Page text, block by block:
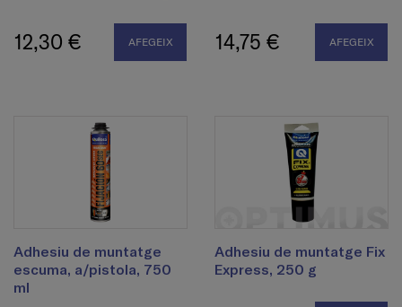
12,30 € AFEGEIX 14,75 € AFEGEIX
Adhesiu de muntatge
escuma, a/pistola, 750
ml
Adhesiu de muntatge Fix
Express, 250 g